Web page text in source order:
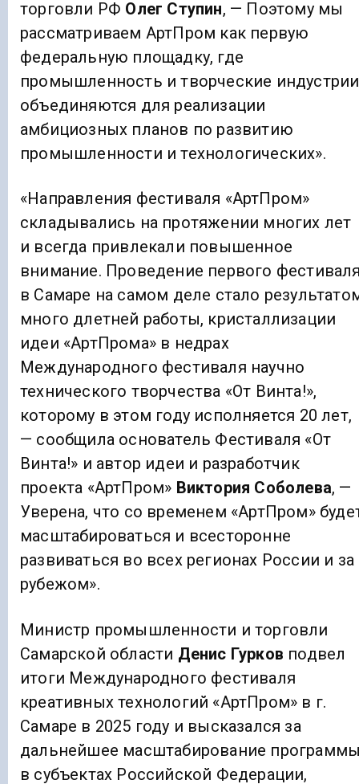
торговли РФ Олег Ступин, — Поэтому мы
рассматриваем АртПром как первую
федеральную площадку, где
промышленность и творческие индустрии
объединяются для реализации
амбициозных планов по развитию
промышленности и технологических».
«Направления фестиваля «АртПром»
складывались на протяжении многих лет
и всегда привлекали повышенное
внимание. Проведение первого
в Самаре на самом деле стало
много длетней работы, кристаллизации
идеи «АртПрома» в недрах
Международного фестиваля научно
технического творчества «От Винта!»,
которому в этом году исполняется 20 лет,
— сообщила основатель Фестиваля «От
Винта!» и автор идеи и разработчик
проекта «АртПром» Виктория Соболева, —
Уверена, что со временем «АртПром»
масштабироваться и всесторонне
развиваться во всех регионах России и за
рубежом».
Министр промышленности и торговли
Самарской области Денис Гурков подвел
итоги Международного фестиваля
креативных технологий «АртПром» в г.
Самаре в 2025 году и высказался за
дальнейшее масштабирование
в субъектах Российской Федерации,